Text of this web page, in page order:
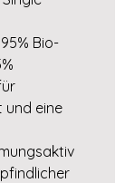
Bio-
und eine